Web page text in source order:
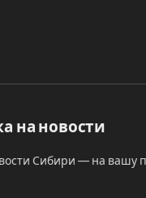
на новости
Сибири — на вашу